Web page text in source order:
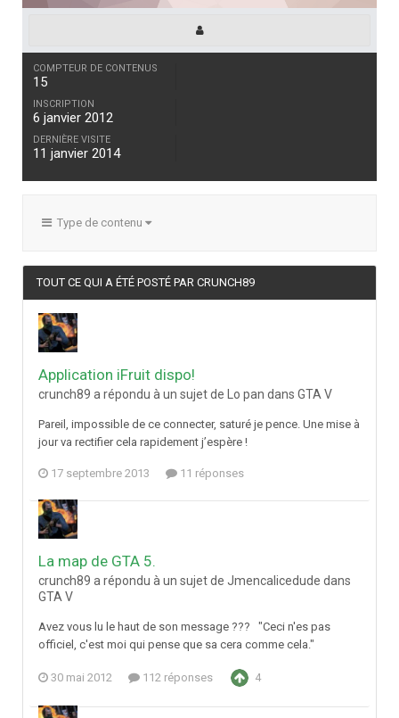
COMPTEUR DE CONTENUS
15
INSCRIPTION
6 janvier 2012
DERNIÈRE VISITE
11 janvier 2014
Type de contenu
TOUT CE QUI A ÉTÉ POSTÉ PAR CRUNCH89
Application iFruit dispo!
crunch89 a répondu à un sujet de Lo pan dans GTA V
Pareil, impossible de ce connecter, saturé je pence. Une mise à
jour va rectifier cela rapidement j’espère !
17 septembre 2013 11 réponses
La map de GTA 5.
crunch89 a répondu à un sujet de Jmencalicedude dans
GTA V
Avez vous lu le haut de son message ??? "Ceci n'es pas
officiel, c'est moi qui pense que sa cera comme cela."
30 mai 2012 112 réponses 4